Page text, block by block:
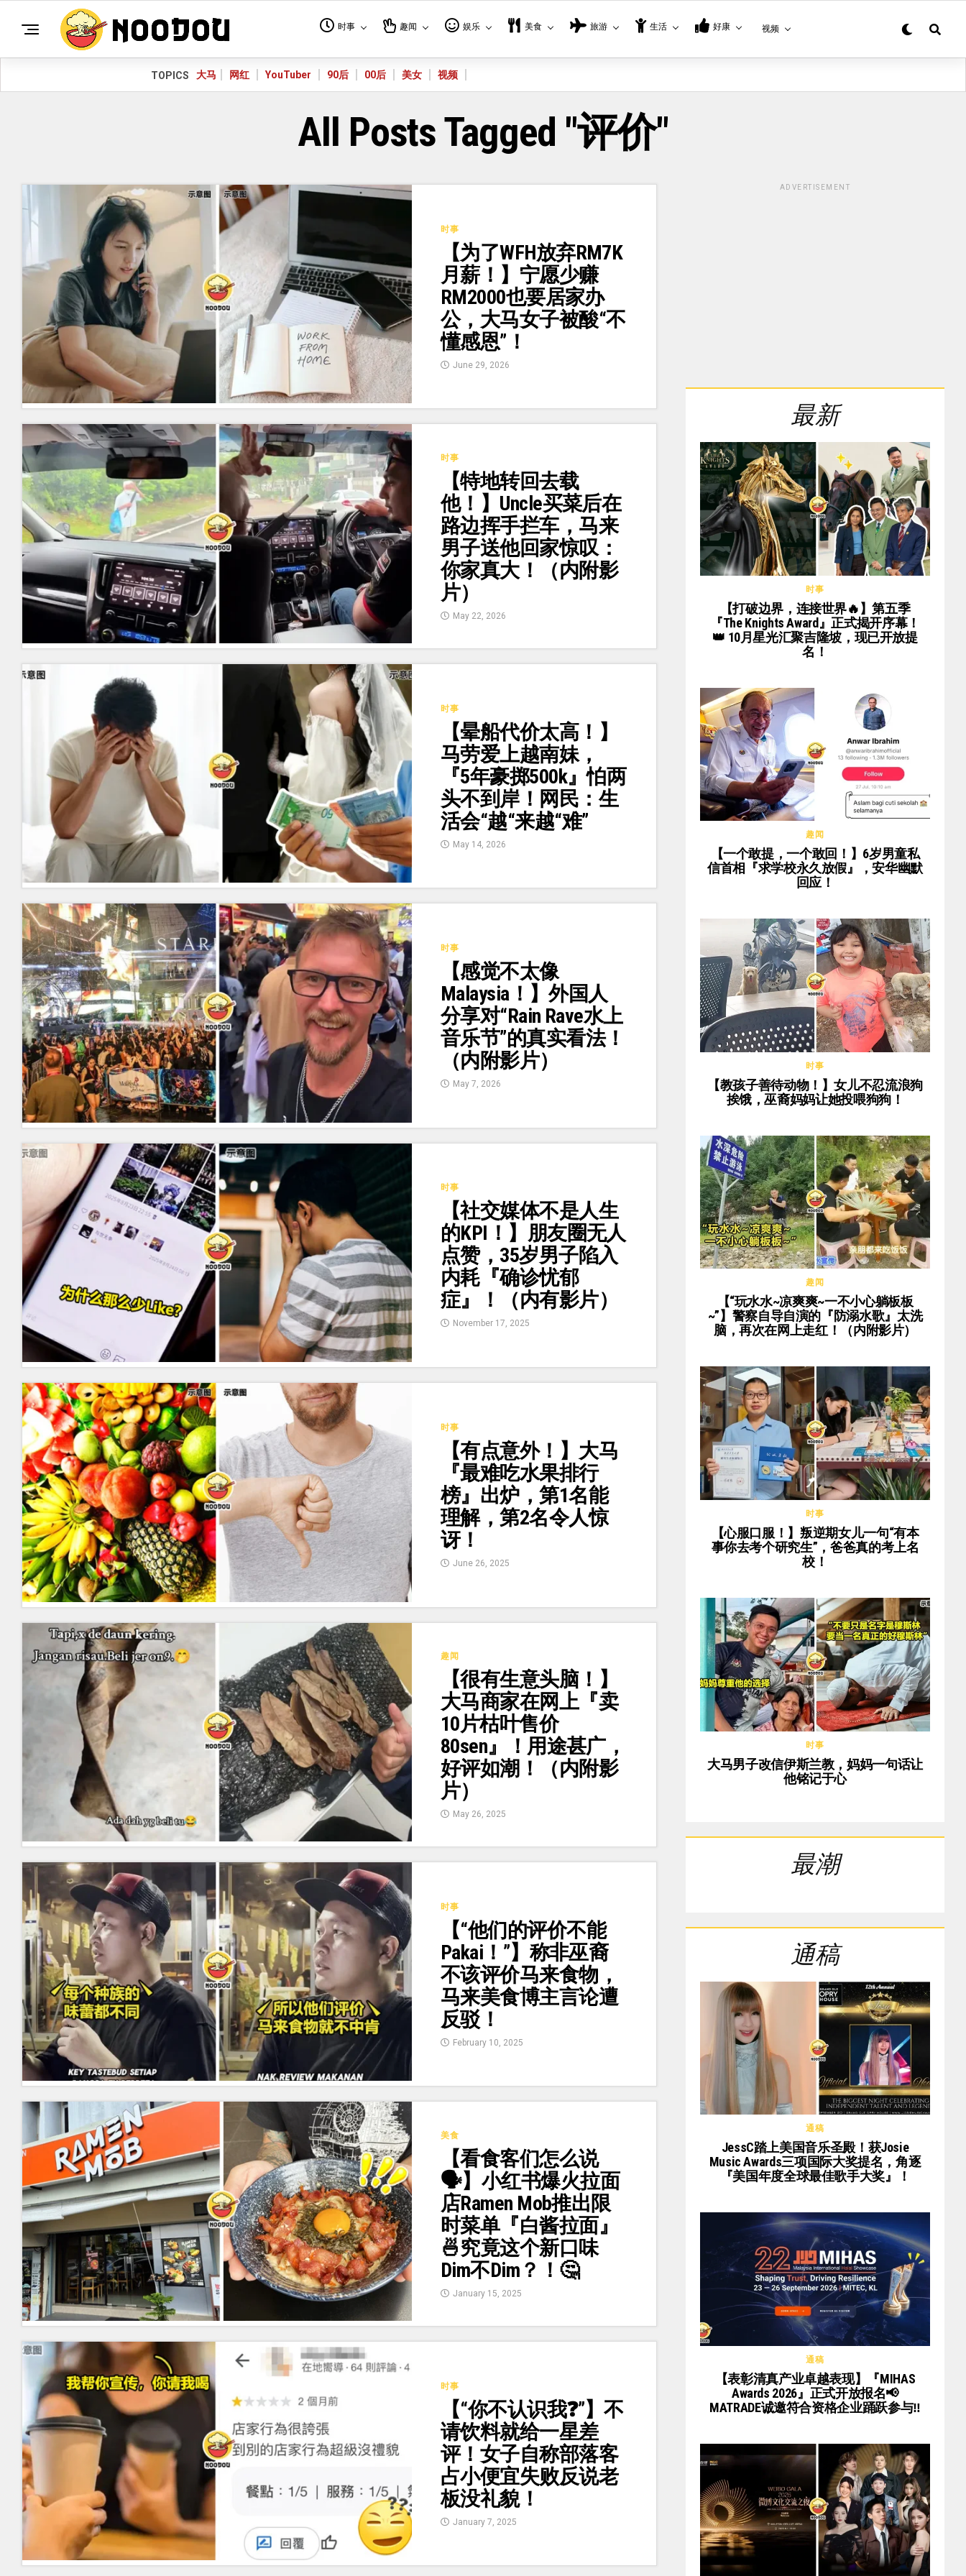
时事 趣闻 娱乐 美食 旅游 生活 好康 视频
TOPICS 大马 网红 YouTuber 90后 00后 美女 视频
All Posts Tagged "评价"
时事
【为了WFH放弃RM7K
月薪！】宁愿少赚
RM2000也要居家办
公，大马女子被酸“不
懂感恩”！
June 29, 2026
时事
【特地转回去载
他！】Uncle买菜后在
路边挥手拦车，马来
男子送他回家惊叹：
你家真大！（内附影
片）
May 22, 2026
时事
【晕船代价太高！】
马劳爱上越南妹，
『5年豪掷500k』怕两
头不到岸！网民：生
活会“越“来越“难”
May 14, 2026
时事
【感觉不太像
Malaysia！】外国人
分享对“Rain Rave水上
音乐节”的真实看法！
（内附影片）
May 7, 2026
时事
【社交媒体不是人生
的KPI！】朋友圈无人
点赞，35岁男子陷入
内耗『确诊忧郁
症』！（内有影片）
November 17, 2025
时事
【有点意外！】大马
『最难吃水果排行
榜』出炉，第1名能
理解，第2名令人惊
讶！
June 26, 2025
趣闻
【很有生意头脑！】
大马商家在网上『卖
10片枯叶售价
80sen』！用途甚广，
好评如潮！（内附影
片）
May 26, 2025
时事
【“他们的评价不能
Pakai！”】称非巫裔
不该评价马来食物，
马来美食博主言论遭
反驳！
February 10, 2025
美食
【看食客们怎么说
🗣️】小红书爆火拉面
店Ramen Mob推出限
时菜单『白酱拉面』
🍜究竟这个新口味
Dim不Dim？！🤔
January 15, 2025
时事
【“你不认识我❓”】不
请饮料就给一星差
评！女子自称部落客
占小便宜失败反说老
板没礼貌！
January 7, 2025
ADVERTISEMENT
最新
时事
【打破边界，连接世界🔥】第五季
『The Knights Award』正式揭开序幕！
👑 10月星光汇聚吉隆坡，现已开放提
名！
趣闻
【一个敢提，一个敢回！】6岁男童私
信首相『求学校永久放假』，安华幽默
回应！
时事
【教孩子善待动物！】女儿不忍流浪狗
挨饿，巫裔妈妈让她投喂狗狗！
趣闻
【“玩水水~凉爽爽~一不小心躺板板
~”】警察自导自演的『防溺水歌』太洗
脑，再次在网上走红！（内附影片）
时事
【心服口服！】叛逆期女儿一句“有本
事你去考个研究生”，爸爸真的考上名
校！
时事
大马男子改信伊斯兰教，妈妈一句话让
他铭记于心
最潮
通稿
通稿
JessC踏上美国音乐圣殿！获Josie
Music Awards三项国际大奖提名，角逐
『美国年度全球最佳歌手大奖』！
通稿
【表彰清真产业卓越表现】『MIHAS
Awards 2026』正式开放报名📢
MATRADE诚邀符合资格企业踊跃参与‼️